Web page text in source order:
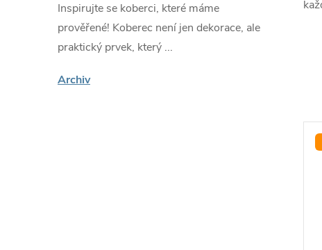
Inspirujte se koberci, které máme
prověřené! Koberec není jen dekorace, ale
praktický prvek, který ...
Archiv